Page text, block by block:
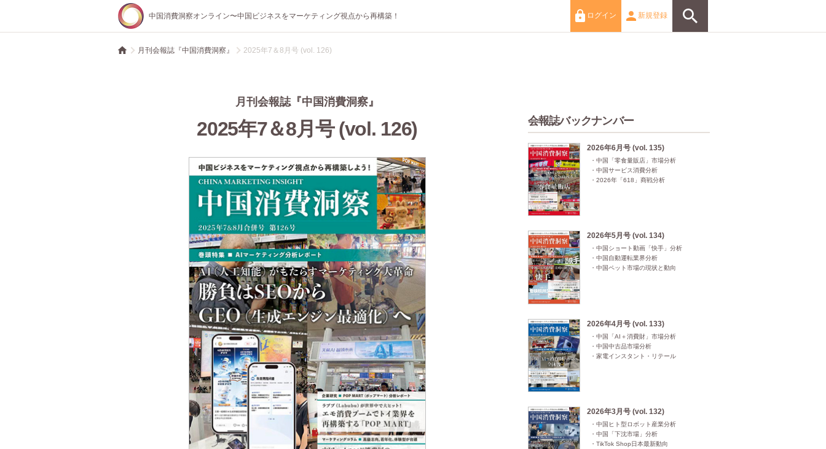
中国消費洞察オンライン〜中国ビジネスをマーケティング視点から再構築！ 新規登録
ログイン
月刊会報誌『中国消費洞察』 2025年7＆8月号 (vol. 126)
月刊会報誌『中国消費洞察』
2025年7＆8月号 (vol. 126) 会報誌バックナンバー
2026年6月号 (vol. 135)
・中国「零食量販店」市場分析
・中国サービス消費分析
・2026年「618」商戦分析
2026年5月号 (vol. 134)
・中国ショート動画「快手」分析
・中国自動運転業界分析
・中国ペット市場の現状と動向
2026年4月号 (vol. 133)
・中国「AI＋消費財」市場分析
・中国中古品市場分析
・家電インスタント・リテール
2026年3月号 (vol. 132)
・中国ヒト型ロボット産業分析
・中国「下沈市場」分析
・TikTok Shop日本最新動向